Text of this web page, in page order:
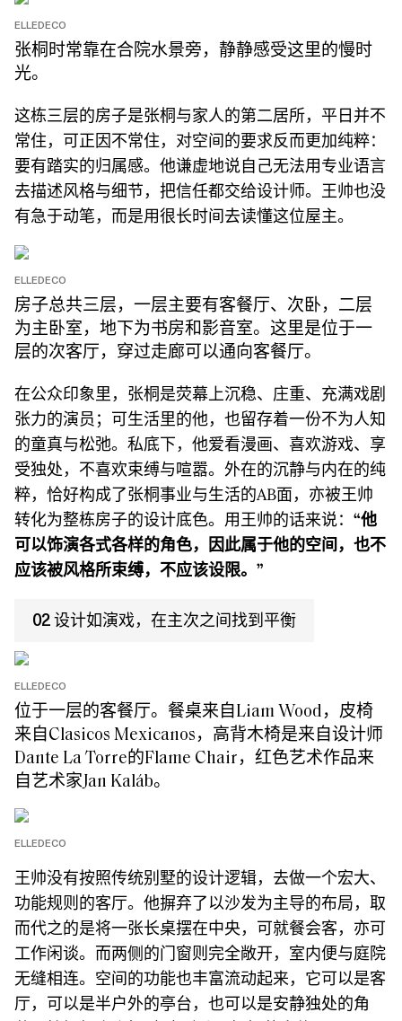
ELLEDECO
张桐时常靠在合院水景旁，静静感受这里的慢时
光。
这栋三层的房子是张桐与家人的第二居所，平日并不
常住，可正因不常住，对空间的要求反而更加纯粹：
要有踏实的归属感。他谦虚地说自己无法用专业语言
去描述风格与细节，把信任都交给设计师。王帅也没
有急于动笔，而是用很长时间去读懂这位屋主。
ELLEDECO
房子总共三层，一层主要有客餐厅、次卧，二层
为主卧室，地下为书房和影音室。这里是位于一
层的次客厅，穿过走廊可以通向客餐厅。
在公众印象里，张桐是荧幕上沉稳、庄重、充满戏剧
张力的演员；可生活里的他，也留存着一份不为人知
的童真与松弛。私底下，他爱看漫画、喜欢游戏、享
受独处，不喜欢束缚与喧嚣。外在的沉静与内在的纯
粹，恰好构成了张桐事业与生活的AB面，亦被王帅
转化为整栋房子的设计底色。用王帅的话来说： “他
可以饰演各式各样的角色，因此属于他的空间，也不
应该被风格所束缚，不应该设限。”
02 设计如演戏，在主次之间找到平衡
ELLEDECO
位于一层的客餐厅。餐桌来自Liam Wood，皮椅
来自Clasicos Mexicanos，高背木椅是来自设计师
Dante La Torre的Flame Chair，红色艺术作品来
自艺术家Jan Kaláb。
ELLEDECO
王帅没有按照传统别墅的设计逻辑，去做一个宏大、
功能规则的客厅。他摒弃了以沙发为主导的布局，取
而代之的是将一张长桌摆在中央，可就餐会客，亦可
工作闲谈。而两侧的门窗则完全敞开，室内便与庭院
无缝相连。空间的功能也丰富流动起来，它可以是客
厅，可以是半户外的亭台，也可以是安静独处的角